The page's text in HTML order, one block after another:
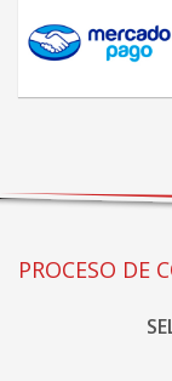
PROCESO DE